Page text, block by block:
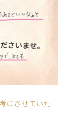
にさせていた